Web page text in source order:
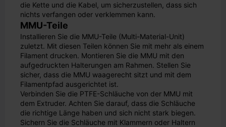
die Kette und die Kabel, um sicherzustellen, dass sich
nichts verfangen oder verklemmen kann.
MMU-Teile
Installieren Sie die MMU-Teile (Multi-Material-Unit)
zuletzt. Mit diesen Teilen können Sie mit mehr als einem
Filament drucken. Montieren Sie die MMU mit den
aufgedruckten Halterungen am Rahmen. Stellen Sie
sicher, dass die MMU waagerecht sitzt und mit dem
Filamentpfad ausgerichtet ist.
Verbinden Sie die PTFE-Schläuche von der MMU mit
dem Extruder. Achten Sie darauf, dass die Schläuche
die richtige Länge haben und sich nicht stark biegen.
Sichern Sie die Schläuche mit Klammern oder Haltern